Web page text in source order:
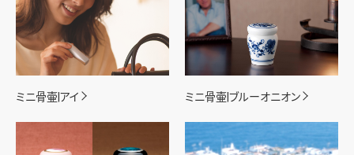
ミニ骨壷|アイ ミニ骨壷|ブルーオニオン